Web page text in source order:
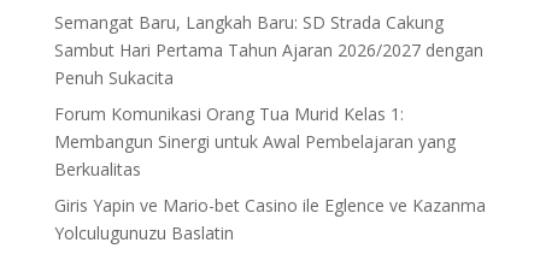
Semangat Baru, Langkah Baru: SD Strada Cakung
Sambut Hari Pertama Tahun Ajaran 2026/2027 dengan
Penuh Sukacita
Forum Komunikasi Orang Tua Murid Kelas 1:
Membangun Sinergi untuk Awal Pembelajaran yang
Berkualitas
Giris Yapin ve Mario-bet Casino ile Eglence ve Kazanma
Yolculugunuzu Baslatin